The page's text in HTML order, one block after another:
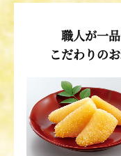
職人が一
こだわりの